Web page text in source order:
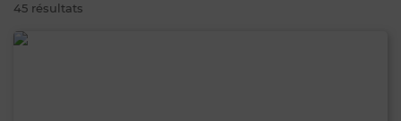
45 résultats